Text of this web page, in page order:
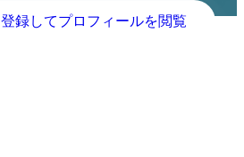
登録してプロフィールを閲覧